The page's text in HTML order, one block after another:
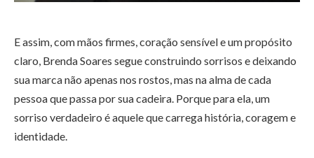
E assim, com mãos firmes, coração sensível e um propósito
claro, Brenda Soares segue construindo sorrisos e deixando
sua marca não apenas nos rostos, mas na alma de cada
pessoa que passa por sua cadeira. Porque para ela, um
sorriso verdadeiro é aquele que carrega história, coragem e
identidade.